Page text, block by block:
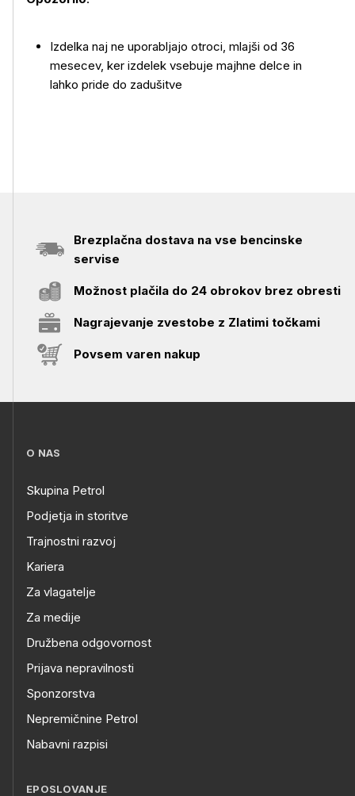
Izdelka naj ne uporabljajo otroci, mlajši od 36
mesecev, ker izdelek vsebuje majhne delce in
lahko pride do zadušitve
Brezplačna dostava na vse bencinske
servise
Možnost plačila do 24 obrokov brez obresti
Nagrajevanje zvestobe z Zlatimi točkami
Povsem varen nakup
O NAS
Skupina Petrol
Podjetja in storitve
Trajnostni razvoj
Kariera
Za vlagatelje
Za medije
Družbena odgovornost
Prijava nepravilnosti
Sponzorstva
Nepremičnine Petrol
Nabavni razpisi
EPOSLOVANJE